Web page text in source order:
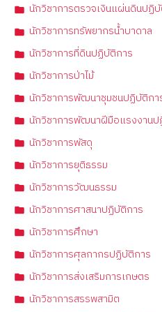
นักวิชาการตรวจเงินแผ่นดินปฏิ
นักวิชาการทรัพยากรน้ำบาดาล
นักวิชาการที่ดินปฏิบัติการ
นักวิชาการป่าไม้
นักวิชาการพัฒนาชุมชนปฏิบัติกา
นักวิชาการพัฒนาฝีมือแรงงาน
นักวิชาการพัสดุ
นักวิชาการยุติธรรม
นักวิชาการวัฒนธรรม
นักวิชาการศาสนาปฏิบัติการ
นักวิชาการศึกษา
นักวิชาการศุลกากรปฏิบัติการ
นักวิชาการส่งเสริมการเกษตร
นักวิชาการสรรพสามิต